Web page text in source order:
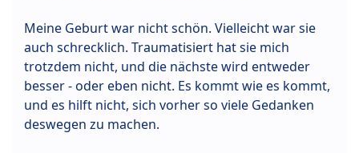
Meine Geburt war nicht schön. Vielleicht war sie
auch schrecklich. Traumatisiert hat sie mich
trotzdem nicht, und die nächste wird entweder
besser - oder eben nicht. Es kommt wie es kommt,
und es hilft nicht, sich vorher so viele Gedanken
deswegen zu machen.